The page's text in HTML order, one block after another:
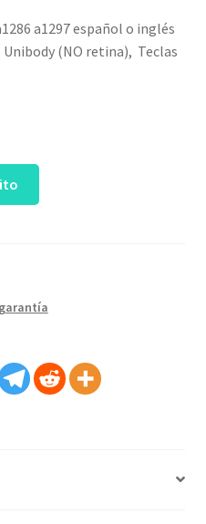
a1297 español o inglés
Unibody (NO retina), Teclas